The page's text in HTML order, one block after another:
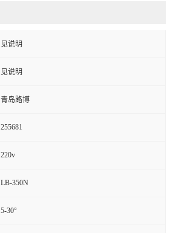
见说明
见说明
青岛路博
255681
220v
LB-350N
5-30°